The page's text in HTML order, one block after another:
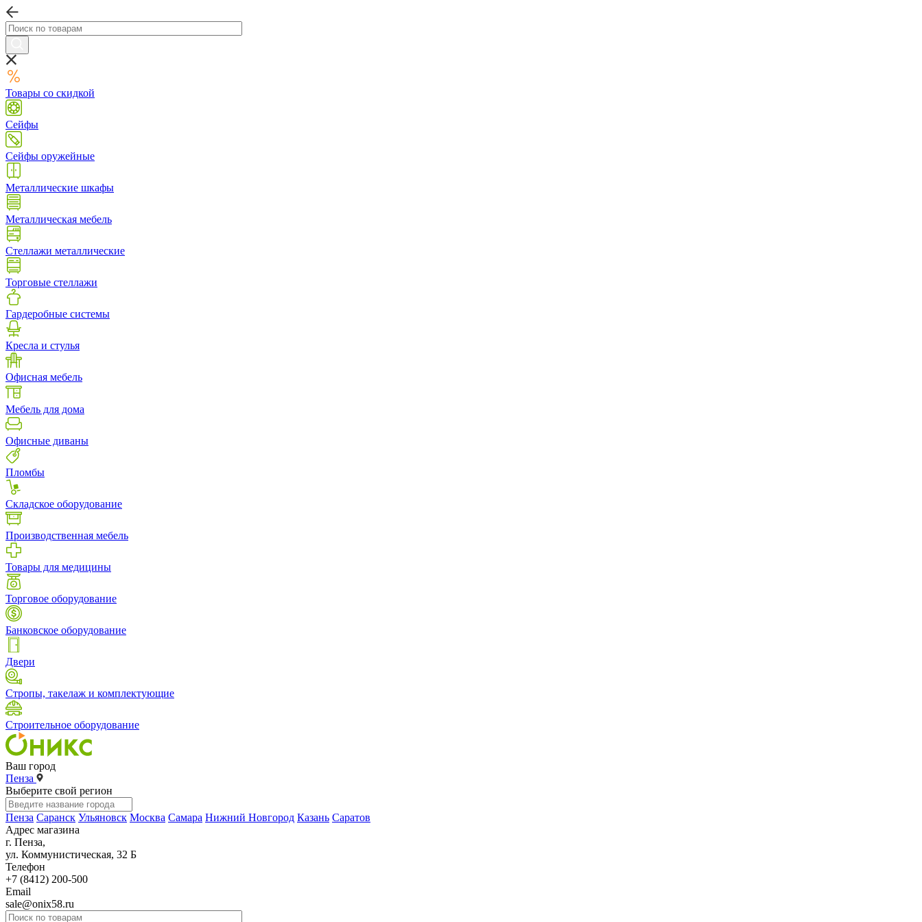
Товары со скидкой
Сейфы
Сейфы оружейные
Металлические шкафы
Металлическая мебель
Стеллажи металлические
Торговые стеллажи
Гардеробные системы
Кресла и стулья
Офисная мебель
Мебель для дома
Офисные диваны
Пломбы
Складское оборудование
Производственная мебель
Товары для медицины
Торговое оборудование
Банковское оборудование
Двери
Стропы, такелаж и комплектующие
Строительное оборудование
Ваш город
Пенза
Выберите свой регион
Пенза Саранск Ульяновск Москва Самара Нижний Новгород Казань Саратов
Адрес магазина
г. Пенза,
ул. Коммунистическая, 32 Б
Телефон
+7 (8412) 200-500
Email
sale@onix58.ru